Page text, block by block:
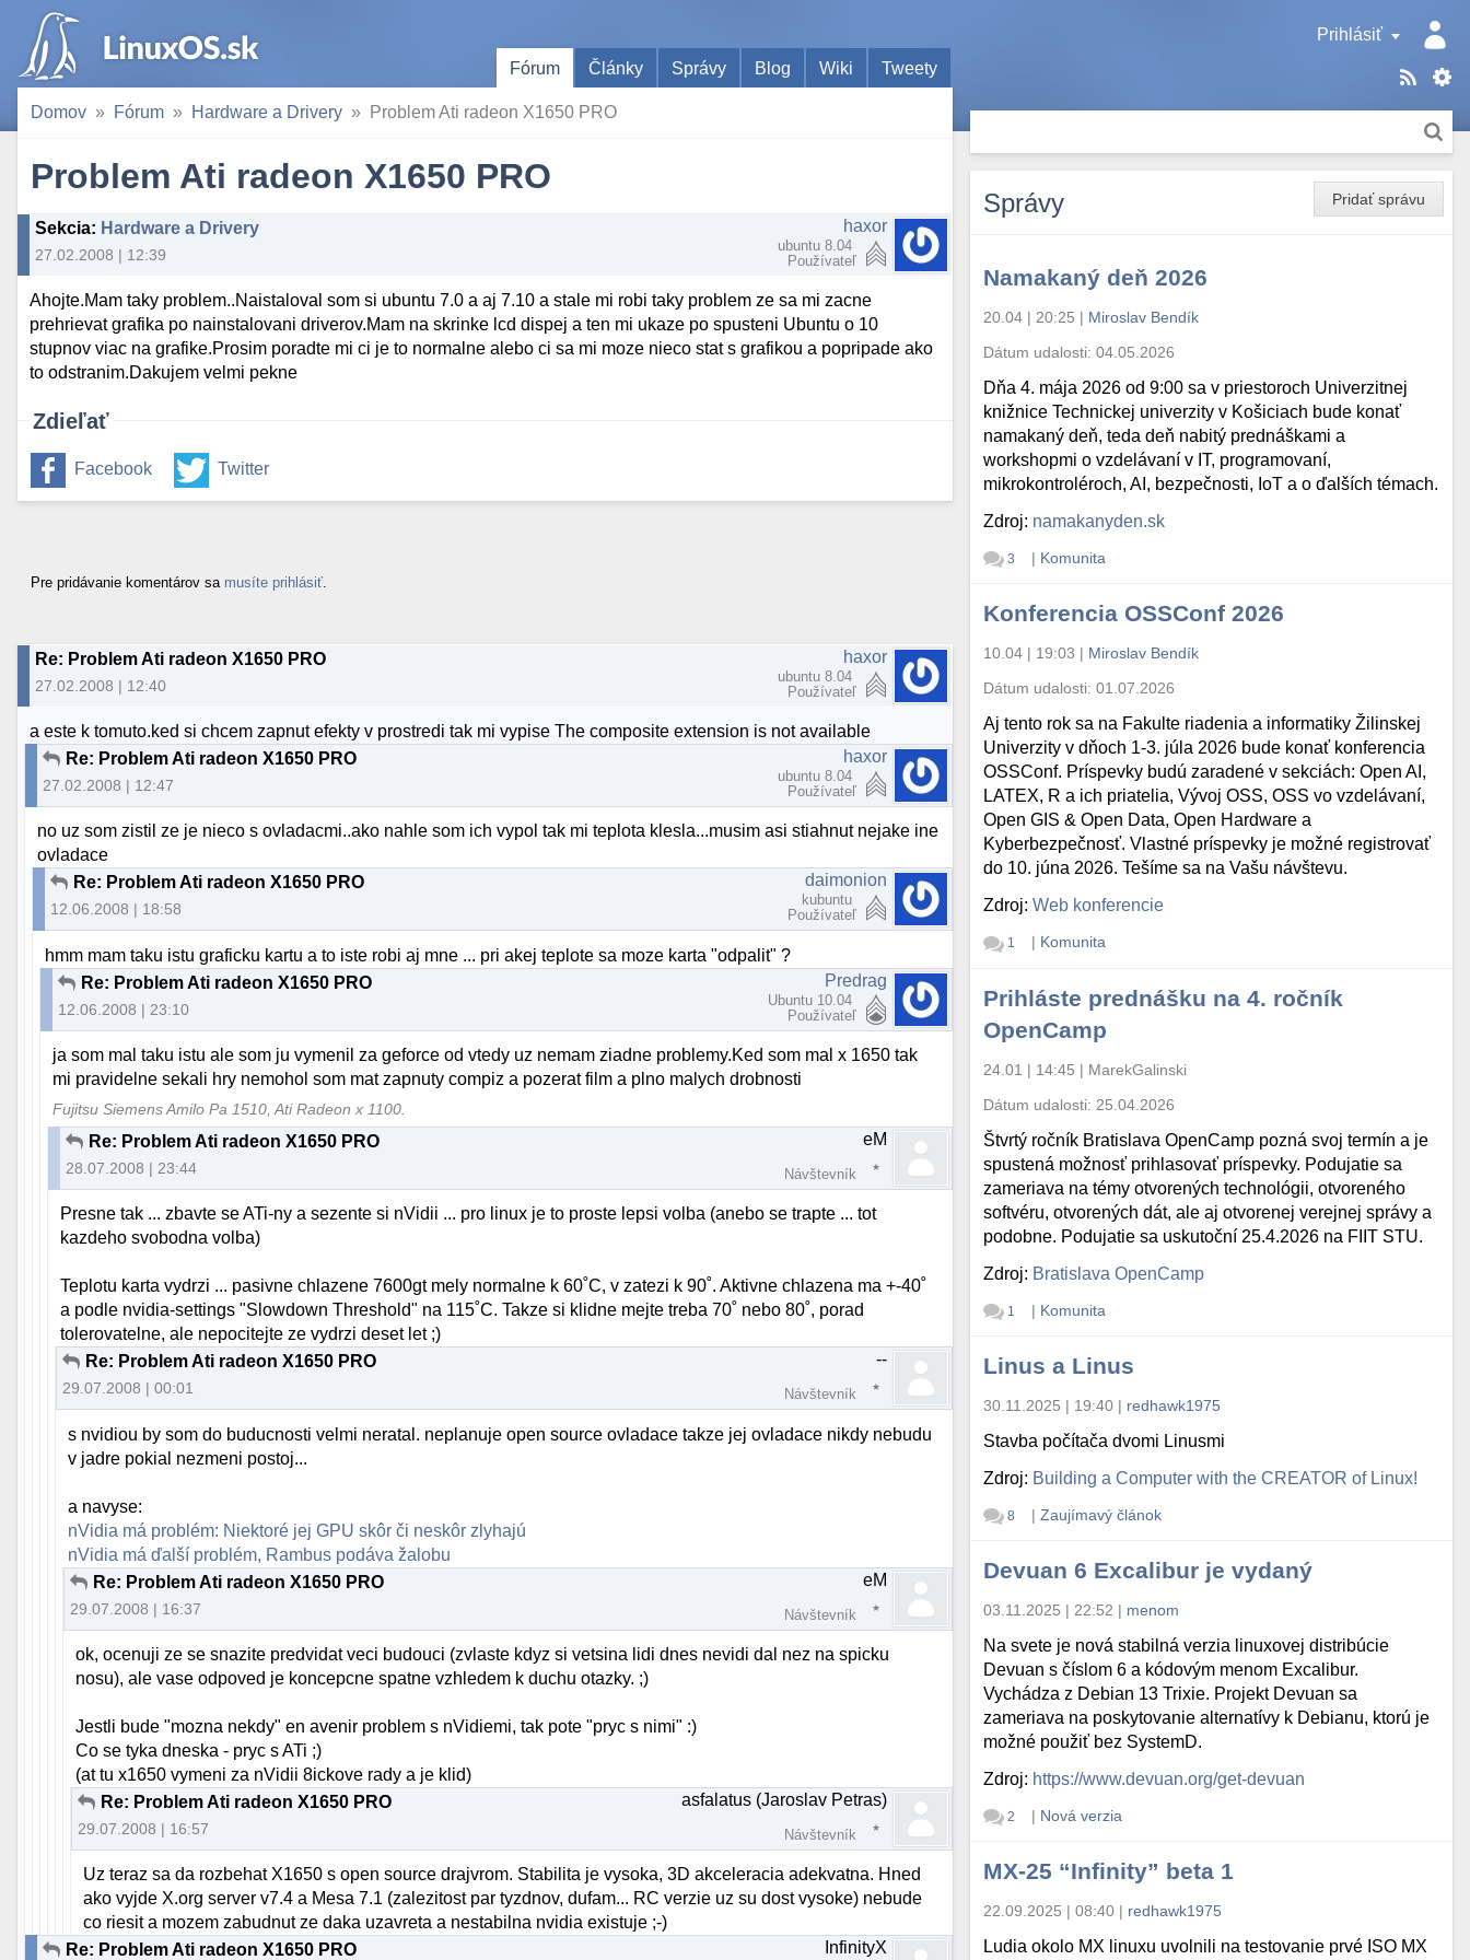
Prihlásiť
Fórum
Články Správy Blog Wiki Tweety
Domov Fórum Hardware a Drivery Problem Ati radeon X1650 PRO
Problem Ati radeon X1650 PRO
Sekcia: Hardware a Drivery
27.02.2008 | 12:39
haxor
ubuntu 8.04
Používateľ
Ahojte.Mam taky problem..Naistaloval som si ubuntu 7.0 a aj 7.10 a stale mi robi taky problem ze sa mi zacne
prehrievat grafika po nainstalovani driverov.Mam na skrinke lcd dispej a ten mi ukaze po spusteni Ubuntu o 10
stupnov viac na grafike.Prosim poradte mi ci je to normalne alebo ci sa mi moze nieco stat s grafikou a popripade ako
to odstranim.Dakujem velmi pekne
Zdieľať
Facebook Twitter
Pre pridávanie komentárov sa musíte prihlásiť
Re: Problem Ati radeon X1650 PRO
27.02.2008 | 12:40
haxor
ubuntu 8.04
Používateľ
a este k tomuto.ked si chcem zapnut efekty v prostredi tak mi vypise The composite extension is not available
Re: Problem Ati radeon X1650 PRO
27.02.2008 | 12:47
haxor
ubuntu 8.04
Používateľ
no uz som zistil ze je nieco s ovladacmi..ako nahle som ich vypol tak mi teplota klesla...musim asi stiahnut nejake ine
ovladace
Re: Problem Ati radeon X1650 PRO
12.06.2008 | 18:58
daimonion
kubuntu
Používateľ
hmm mam taku istu graficku kartu a to iste robi aj mne ... pri akej teplote sa moze karta "odpalit" ?
Re: Problem Ati radeon X1650 PRO
12.06.2008 | 23:10
Predrag
Ubuntu 10.04
Používateľ
ja som mal taku istu ale som ju vymenil za geforce od vtedy uz nemam ziadne problemy.Ked som mal x 1650 tak
mi pravidelne sekali hry nemohol som mat zapnuty compiz a pozerat film a plno malych drobnosti
Fujitsu Siemens Amilo Pa 1510, Ati Radeon x 1100.
Re: Problem Ati radeon X1650 PRO
28.07.2008 | 23:44
eM
Návštevník
Presne tak ... zbavte se ATi-ny a sezente si nVidii ... pro linux je to proste lepsi volba (anebo se trapte ... tot
kazdeho svobodna volba)
Teplotu karta vydrzi ... pasivne chlazene 7600gt mely normalne k 60˚C, v zatezi k 90˚. Aktivne chlazena ma +-40˚
a podle nvidia-settings "Slowdown Threshold" na 115˚C. Takze si klidne mejte treba 70˚ nebo 80˚, porad
tolerovatelne, ale nepocitejte ze vydrzi deset let ;)
Re: Problem Ati radeon X1650 PRO
29.07.2008 | 00:01
--
Návštevník
s nvidiou by som do buducnosti velmi neratal. neplanuje open source ovladace takze jej ovladace nikdy nebudu
v jadre pokial nezmeni postoj...
a navyse:
nVidia má problém: Niektoré jej GPU skôr či neskôr zlyhajú
nVidia má ďalší problém, Rambus podáva žalobu
Re: Problem Ati radeon X1650 PRO
29.07.2008 | 16:37
eM
Návštevník
ok, ocenuji ze se snazite predvidat veci budouci (zvlaste kdyz si vetsina lidi dnes nevidi dal nez na spicku
nosu), ale vase odpoved je koncepcne spatne vzhledem k duchu otazky. ;)
Jestli bude "mozna nekdy" en avenir problem s nVidiemi, tak pote "pryc s nimi" :)
Co se tyka dneska - pryc s ATi ;)
(at tu x1650 vymeni za nVidii 8ickove rady a je klid)
Re: Problem Ati radeon X1650 PRO
29.07.2008 | 16:57
asfalatus (Jaroslav Petras)
Návštevník
Uz teraz sa da rozbehat X1650 s open source drajvrom. Stabilita je vysoka, 3D akceleracia adekvatna. Hned
ako vyjde X.org server v7.4 a Mesa 7.1 (zalezitost par tyzdnov, dufam... RC verzie uz su dost vysoke) nebude
co riesit a mozem zabudnut ze daka uzavreta a nestabilna nvidia existuje ;-)
Re: Problem Ati radeon X1650 PRO
InfinityX
Pridať správu
Správy
Namakaný deň 2026
20.04 | 20:25 | Miroslav Bendík
Dátum udalosti:04.05.2026
Dňa 4. mája 2026 od 9:00 sa v priestoroch Univerzitnej
knižnice Technickej univerzity v Košiciach bude konať
namakaný deň, teda deň nabitý prednáškami a
workshopmi o vzdelávaní v IT, programovaní,
mikrokontroléroch, AI, bezpečnosti, IoT a o ďalších témach.
Zdroj: namakanyden.sk
3 | Komunita
Konferencia OSSConf 2026
10.04 | 19:03 | Miroslav Bendík
Dátum udalosti:01.07.2026
Aj tento rok sa na Fakulte riadenia a informatiky Žilinskej
Univerzity v dňoch 1-3. júla 2026 bude konať konferencia
OSSConf. Príspevky budú zaradené v sekciách: Open AI,
LATEX, R a ich priatelia, Vývoj OSS, OSS vo vzdelávaní,
Open GIS & Open Data, Open Hardware a
Kyberbezpečnosť. Vlastné príspevky je možné registrovať
do 10. júna 2026. Tešíme sa na Vašu návštevu.
Zdroj:Web konferencie
1 | Komunita
Prihláste prednášku na 4. ročník
OpenCamp
24.01 | 14:45 | MarekGalinski
Dátum udalosti: 25.04.2026
Štvrtý ročník Bratislava OpenCamp pozná svoj termín a je
spustená možnosť prihlasovať príspevky. Podujatie sa
zameriava na témy otvorených technológii, otvoreného
softvéru, otvorených dát, ale aj otvorenej verejnej správy a
podobne. Podujatie sa uskutoční 25.4.2026 na FIIT STU.
Zdroj: Bratislava OpenCamp
1 | Komunita
Linus a Linus
30.11.2025 | 19:40 | redhawk1975
Stavba počítača dvomi Linusmi
Zdroj: Building a Computer with the CREATOR of Linux!
8 | Zaujímavý článok
Devuan 6 Excalibur je vydaný
03.11.2025 | 22:52 | menom
Na svete je nová stabilná verzia linuxovej distribúcie
Devuan s číslom 6 a kódovým menom Excalibur.
Vychádza z Debian 13 Trixie. Projekt Devuan sa
zameriava na poskytovanie alternatívy k Debianu, ktorú je
možné použiť bez SystemD.
Zdroj: https://www.devuan.org/get-devuan
2 | Nová verzia
MX-25 “Infinity” beta 1
22.09.2025 | 08:40 | redhawk1975
Ludia okolo MX linuxu uvolnili na testovanie prvé ISO MX